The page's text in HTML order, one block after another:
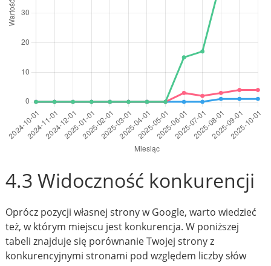
4.3 Widoczność konkurencji
Oprócz pozycji własnej strony w Google, warto wiedzieć
też, w którym miejscu jest konkurencja. W poniższej
tabeli znajduje się porównanie Twojej strony z
konkurencyjnymi stronami pod względem liczby słów